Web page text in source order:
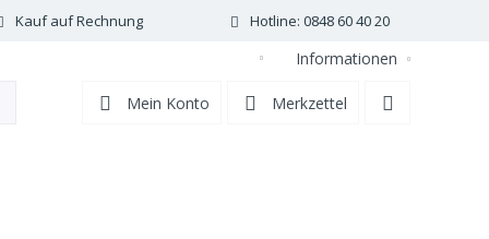
Kauf auf Rechnung Hotline: 0848 60 40 20
DE Informationen
Merkzettel
Mein Konto